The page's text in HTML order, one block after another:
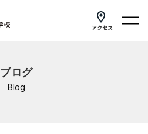
アクセス
ブログ
Blog